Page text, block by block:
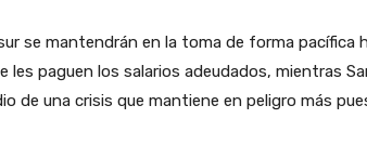
se mantendrán en la toma de forma pacífica
les paguen los salarios adeudados, mientras
de una crisis que mantiene en peligro más